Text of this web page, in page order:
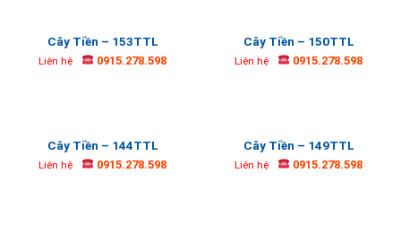
Cây Tiền – 153TTL
Liên hệ 0915.278.598
Cây Tiền – 150TTL
Liên hệ 0915.278.598
Cây Tiền – 144TTL
Liên hệ 0915.278.598
Cây Tiền – 149TTL
Liên hệ 0915.278.598